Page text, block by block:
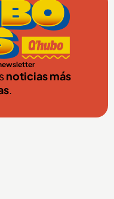
noticias más
.